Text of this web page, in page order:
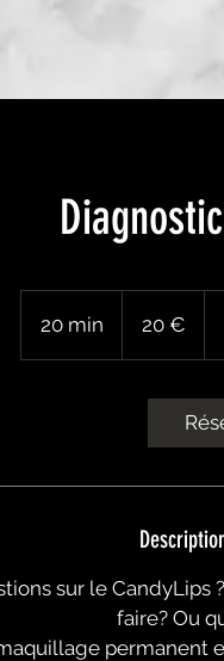
20 min
0
20 €
sur le CandyLips
faire? Ou
permanent